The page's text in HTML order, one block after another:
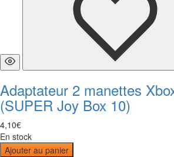
Adaptateur 2 manettes
(SUPER Joy Box 10)
4,10€
En stock
Ajouter au panier